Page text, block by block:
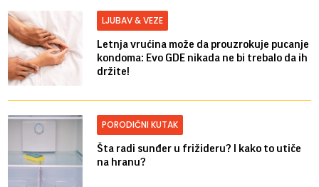
LJUBAV & VEZE
Letnja vrućina može da prouzrokuje pucanje
kondoma: Evo GDE nikada ne bi trebalo da ih
držite!
PORODIČNI KUTAK
Šta radi sunđer u frižideru? I kako to utiče
na hranu?